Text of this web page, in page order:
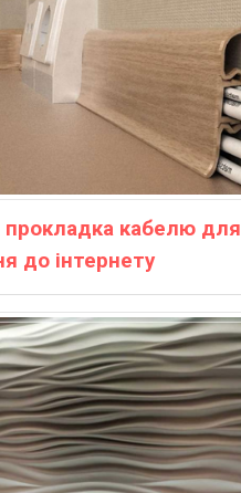
прокладка кабелю для
до інтернету